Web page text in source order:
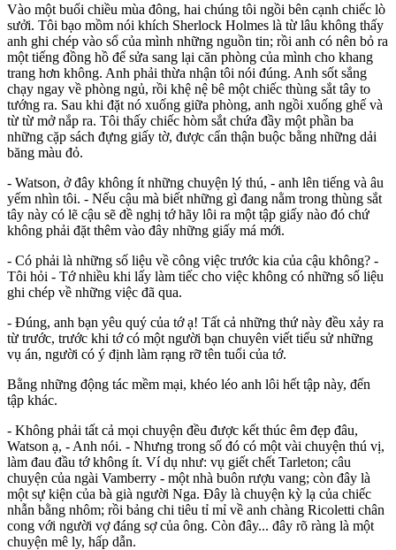
Vào một buổi chiều mùa đông, hai chúng tôi ngồi bên cạnh chiếc lò
sưởi. Tôi bạo mồm nói khích Sherlock Holmes là từ lâu không thấy
anh ghi chép vào sổ của mình những nguồn tin; rồi anh có nên bỏ ra
một tiếng đồng hồ để sửa sang lại căn phòng của mình cho khang
trang hơn không. Anh phải thừa nhận tôi nói đúng. Anh sốt sắng
chạy ngay về phòng ngủ, rồi khệ nệ bê một chiếc thùng sắt tây to
tướng ra. Sau khi đặt nó xuống giữa phòng, anh ngồi xuống ghế và
từ từ mở nắp ra. Tôi thấy chiếc hòm sắt chứa đầy một phần ba
những cặp sách đựng giấy tờ, được cẩn thận buộc bằng những dải
băng màu đỏ.
- Watson, ở đây không ít những chuyện lý thú, - anh lên tiếng và âu
yếm nhìn tôi. - Nếu cậu mà biết những gì đang nằm trong thùng sắt
tây này có lẽ cậu sẽ đề nghị tớ hãy lôi ra một tập giấy nào đó chứ
không phải đặt thêm vào đây những giấy má mới.
- Có phải là những số liệu về công việc trước kia của cậu không? -
Tôi hỏi - Tớ nhiều khi lấy làm tiếc cho việc không có những số liệu
ghi chép về những việc đã qua.
- Đúng, anh bạn yêu quý của tớ ạ! Tất cả những thứ này đều xảy ra
từ trước, trước khi tớ có một người bạn chuyên viết tiểu sử những
vụ án, người có ý định làm rạng rỡ tên tuổi của tớ.
Bằng những động tác mềm mại, khéo léo anh lôi hết tập này, đến
tập khác.
- Không phải tất cả mọi chuyện đều được kết thúc êm đẹp đâu,
Watson ạ, - Anh nói. - Nhưng trong số đó có một vài chuyện thú vị,
làm đau đầu tớ không ít. Ví dụ như: vụ giết chết Tarleton; câu
chuyện của ngài Vamberry - một nhà buôn rượu vang; còn đây là
một sự kiện của bà già người Nga. Đây là chuyện kỳ lạ của chiếc
nhẫn bằng nhôm; rồi bảng chi tiêu tỉ mỉ về anh chàng Ricoletti chân
cong với người vợ đáng sợ của ông. Còn đây... đây rõ ràng là một
chuyện mê ly, hấp dẫn.